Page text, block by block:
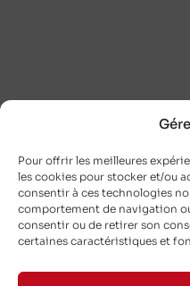
Pour offrir les meilleures
les cookies pour stocker et/ou
consentir à ces technologies
comportement de navigation
consentir ou de retirer son
certaines caractéristiques et